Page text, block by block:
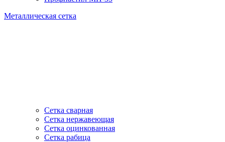
Металлическая сетка
Сетка сварная
Сетка нержавеющая
Сетка оцинкованная
Сетка рабица